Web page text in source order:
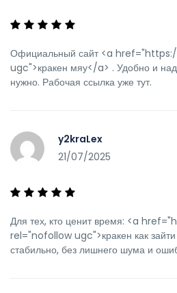
Официальный сайт <a
ugc">кракен мяу</a> . Удобно и
нужно. Рабочая ссылка уже тут.
y2kraLex
21/07/2025
Для тех, кто ценит время: <a
rel="nofollow ugc">кракен как
стабильно, без лишнего шума и